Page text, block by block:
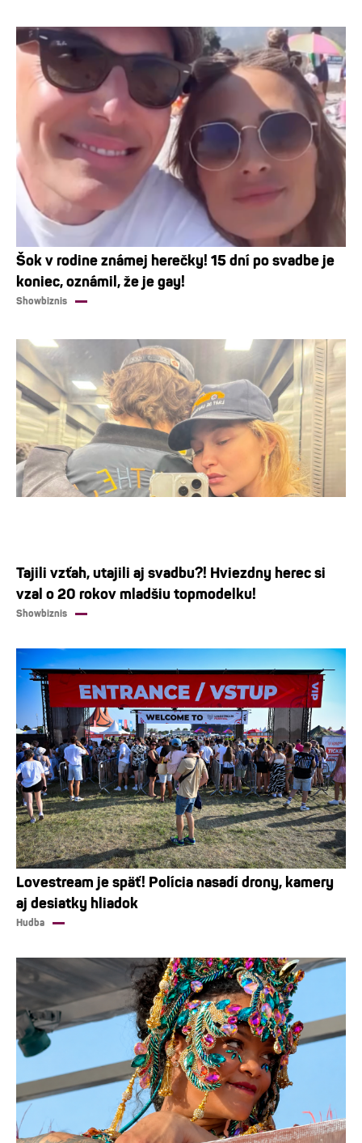
Šok v rodine známej herečky! 15 dní po svadbe je
koniec, oznámil, že je gay!
Showbiznis
Tajili vzťah, utajili aj svadbu?! Hviezdny herec si
vzal o 20 rokov mladšiu topmodelku!
Showbiznis
Lovestream je späť! Polícia nasadí drony, kamery
aj desiatky hliadok
Hudba